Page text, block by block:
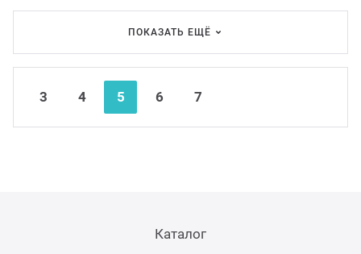
ПОКАЗАТЬ ЕЩЁ
3 4 5 6 7
Каталог